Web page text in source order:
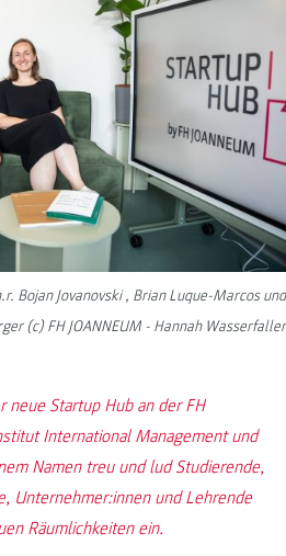
Bojan Jovanovski , Brian Luque-Marcos und
(c) FH JOANNEUM - Hannah Wasserfaller
neue Startup Hub an der FH
International Management und
Namen treu und lud Studierende,
Unternehmer:innen und Lehrende
Räumlichkeiten ein.